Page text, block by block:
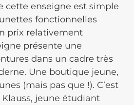
cette enseigne est simple
fonctionnelles
prix relativement
présente une
dans un cadre très
Une boutique jeune,
(mais pas que !). C’est
jeune étudiant